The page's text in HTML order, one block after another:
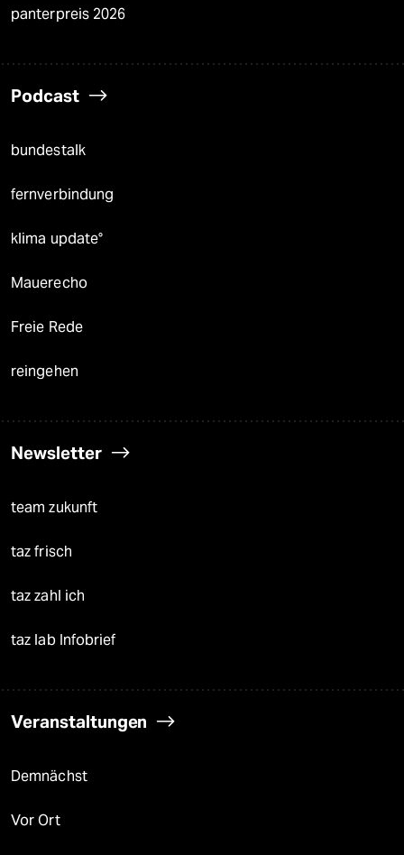
panterpreis 2026
Podcast
bundestalk
fernverbindung
klima update°
Mauerecho
Freie Rede
reingehen
Newsletter
team zukunft
taz frisch
taz zahl ich
taz lab Infobrief
Veranstaltungen
Demnächst
Vor Ort